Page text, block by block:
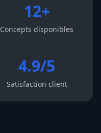
12+
Concepts disponibles
4.9/5
Satisfaction client